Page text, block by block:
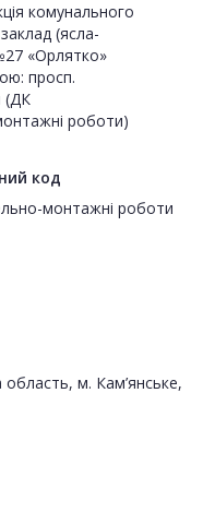
комунального
(ясла-
«Орлятко»
просп.
(ДК
роботи)
код
монтажні роботи
м. Кам’янське,